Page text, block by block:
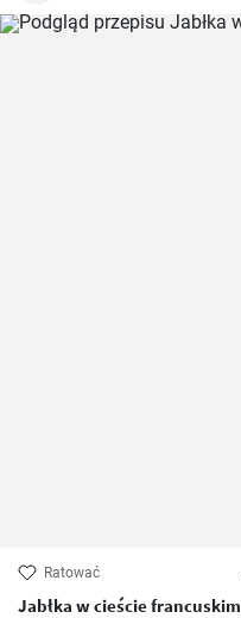
Ratować
Jabłka w cieście francuskim